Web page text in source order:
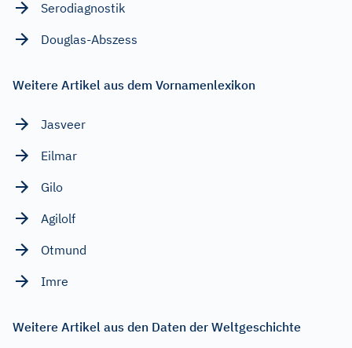
Serodiagnostik
Douglas-Abszess
Weitere Artikel aus dem Vornamenlexikon
Jasveer
Eilmar
Gilo
Agilolf
Otmund
Imre
Weitere Artikel aus den Daten der Weltgeschichte